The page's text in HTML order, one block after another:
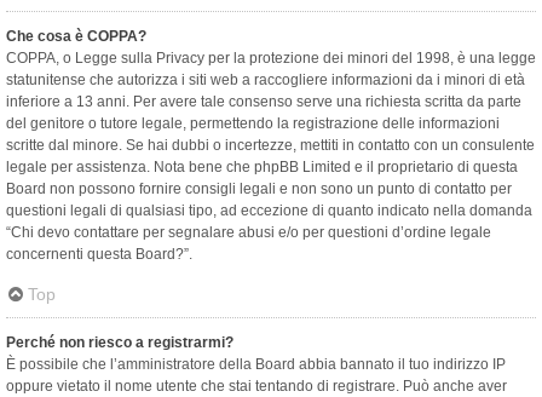
Che cosa è COPPA?
COPPA, o Legge sulla Privacy per la protezione dei minori del 1998, è una legge
statunitense che autorizza i siti web a raccogliere informazioni da i minori di età
inferiore a 13 anni. Per avere tale consenso serve una richiesta scritta da parte
del genitore o tutore legale, permettendo la registrazione delle informazioni
scritte dal minore. Se hai dubbi o incertezze, mettiti in contatto con un consulente
legale per assistenza. Nota bene che phpBB Limited e il proprietario di questa
Board non possono fornire consigli legali e non sono un punto di contatto per
questioni legali di qualsiasi tipo, ad eccezione di quanto indicato nella domanda
“Chi devo contattare per segnalare abusi e/o per questioni d’ordine legale
concernenti questa Board?”.
Top
Perché non riesco a registrarmi?
È possibile che l’amministratore della Board abbia bannato il tuo indirizzo IP
oppure vietato il nome utente che stai tentando di registrare. Può anche aver